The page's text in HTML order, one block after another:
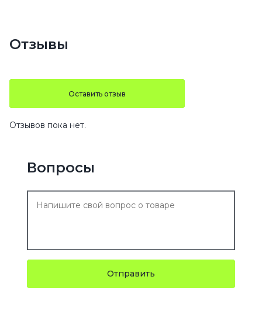
Отзывы
Оставить отзыв
Отзывов пока нет.
Вопросы
Отправить